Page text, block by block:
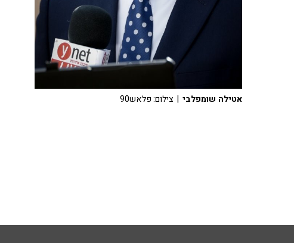
אטילה שומפלבי | צילום: פלאש90